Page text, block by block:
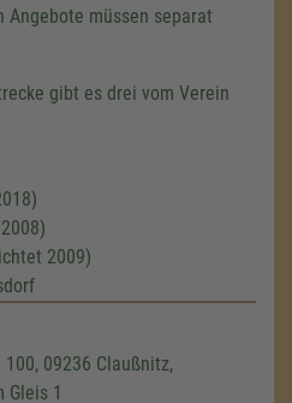
müssen separat
gibt es drei vom Verein
2009)
09236 Claußnitz,
Gleis 1